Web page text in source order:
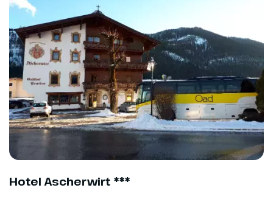
Dag 5
St. Johann in Tirol
Hotel Ascherwirt ***
verbranden!).
Controleer of je zorgverzekeraar en/of reis
en annuleringsverzekeraar een extra
dekking eist voor wintersport. Medische
kosten en ongevallendekking zijn aan te
raden.